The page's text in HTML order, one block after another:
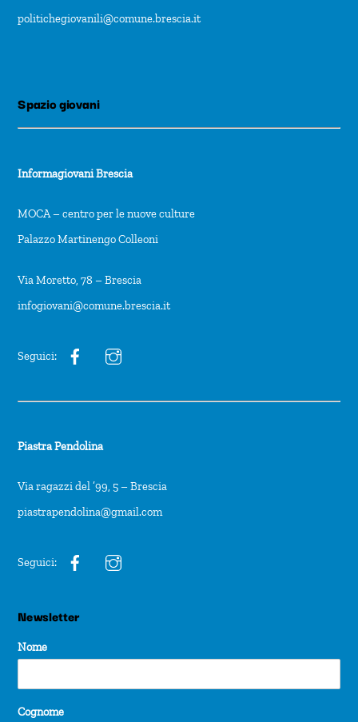
politichegiovanili@comune.brescia.it
Spazio giovani
Informagiovani Brescia
MOCA – centro per le nuove culture
Palazzo Martinengo Colleoni
Via Moretto, 78 – Brescia
infogiovani@comune.brescia.it
Seguici:
Piastra Pendolina
Via ragazzi del ’99, 5 – Brescia
piastrapendolina@gmail.com
Seguici:
Newsletter
Nome
Cognome